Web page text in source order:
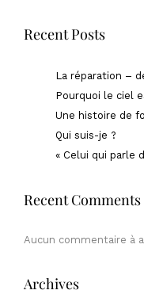
Recent Posts
La réparation –
Pourquoi le ciel
Une histoire de
Qui suis-je ?
« Celui qui parle
Recent Comments
Aucun commentaire à
Archives